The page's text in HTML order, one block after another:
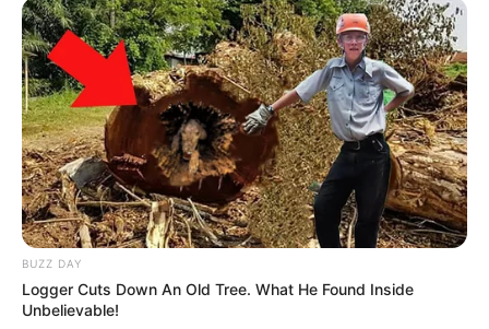
BUZZ DAY
Logger Cuts Down An Old Tree. What He Found Inside
Unbelievable!